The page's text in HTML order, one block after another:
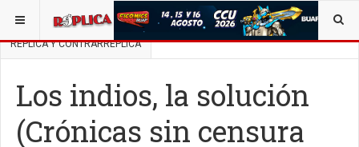
ESTÁ AQUÍ: BUSCAR UN ARTÍCULO EN POLÍTICA
RÉPLICA Y CONTRARRÉPLICA
Los indios, la solución
(Crónicas sin censura